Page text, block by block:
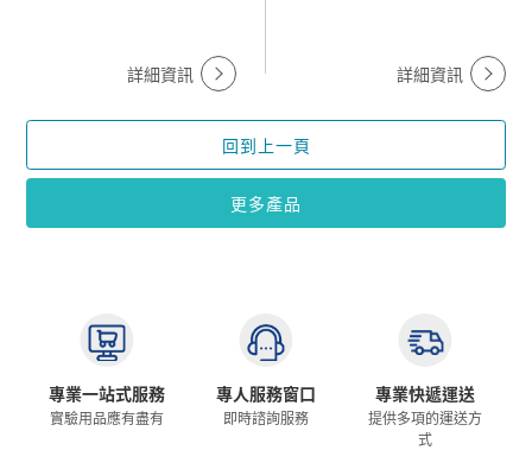
詳細資訊 詳細資訊
回到上一頁
更多產品
專業一站式服務
實驗用品應有盡有
專人服務窗口
即時諮詢服務
專業快遞運送
提供多項的運送方
式